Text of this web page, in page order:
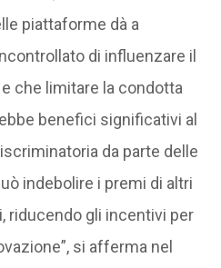
piattaforme dà a
di influenzare il
che limitare la condotta
benefici significativi al
da parte delle
indebolire i premi di altri
riducendo gli incentivi per
si afferma nel